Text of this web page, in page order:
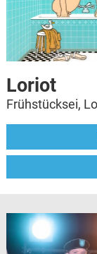
Loriot
Frühstücksei,